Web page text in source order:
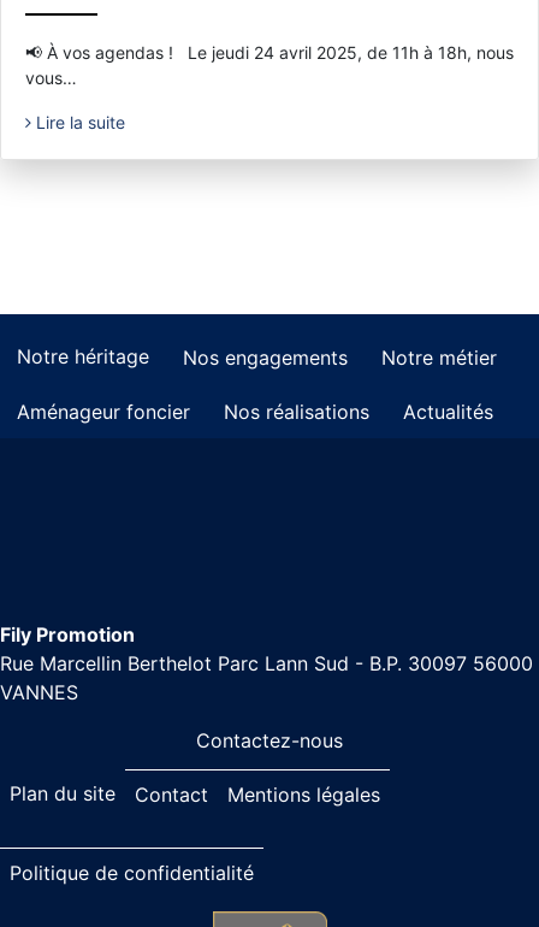
📢 À vos agendas ! Le jeudi 24 avril 2025, de 11h à 18h, nous
vous…
Lire la suite
Notre héritage Nos engagements Notre métier
Aménageur foncier Nos réalisations Actualités
Fily Promotion
Rue Marcellin Berthelot Parc Lann Sud - B.P. 30097 56000
VANNES
Contactez-nous
Plan du site Contact Mentions légales
Politique de confidentialité